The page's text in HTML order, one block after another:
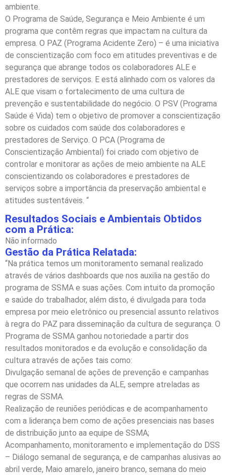
ambiente.
O Programa de Saúde, Segurança e Meio Ambiente é um
programa que contêm regras que impactam na cultura da
empresa. O PAZ (Programa Acidente Zero) – é uma iniciativa
de conscientização com foco em atitudes preventivas e de
segurança que abrange todos os colaboradores ALE e
prestadores de serviços. E está alinhado com os valores da
ALE que visam o fortalecimento de uma cultura de
prevenção e sustentabilidade do negócio. O PSV (Programa
Saúde é Vida) tem o objetivo de promover a conscientização
sobre os cuidados com saúde dos colaboradores e
prestadores de Serviço. O PCA (Programa de
Conscientização Ambiental) foi criado com objetivo de
controlar e monitorar as ações de meio ambiente na ALE
conscientizando os colaboradores e prestadores de
serviços sobre a importância da preservação ambiental e
atitudes sustentáveis. “
Resultados Sociais e Ambientais Obtidos
com a Prática:
Não informado
Gestão da Prática Relatada:
“Na prática temos um monitoramento semanal realizado
através de vários dashboards que nos auxilia na gestão do
programa de SSMA e suas ações. Com intuito da promoção
e saúde do trabalhador, além disto, é divulgada para toda
empresa por meio eletrônico ou presencial assunto relativos
à regra do PAZ para disseminação da cultura de segurança. O
Programa de SSMA ganhou notoriedade a partir dos
resultados monitorados e da evolução e consolidação da
cultura através de ações tais como:
Divulgação semanal de ações de prevenção e campanhas
que ocorrem nas unidades da ALE, sempre atreladas as
regras de SSMA.
Realização de reuniões periódicas e de acompanhamento
com a liderança bem como de ações presenciais nas bases
de distribuição junto aa equipe de SSMA;
Acompanhamento, monitoramento e implementação do DSS
– Diálogo semanal de segurança, e de campanhas alusivas ao
abril verde, Maio amarelo, janeiro branco, semana do meio